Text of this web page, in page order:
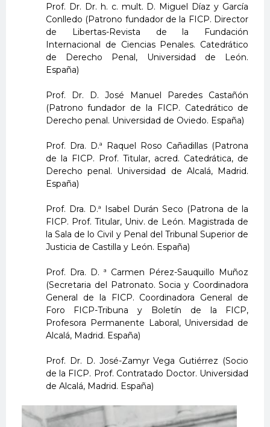
Prof. Dr. Dr. h. c. mult. D. Miguel Díaz y García
Conlledo (Patrono fundador de la FICP. Director
de Libertas-Revista de la Fundación
Internacional de Ciencias Penales. Catedrático
de Derecho Penal, Universidad de León.
España)
Prof. Dr. D. José Manuel Paredes Castañón
(Patrono fundador de la FICP. Catedrático de
Derecho penal. Universidad de Oviedo. España)
Prof. Dra. D.ª Raquel Roso Cañadillas (Patrona
de la FICP. Prof. Titular, acred. Catedrática, de
Derecho penal. Universidad de Alcalá, Madrid.
España)
Prof. Dra. D.ª Isabel Durán Seco (Patrona de la
FICP. Prof. Titular, Univ. de León. Magistrada de
la Sala de lo Civil y Penal del Tribunal Superior de
Justicia de Castilla y León. España)
Prof. Dra. D. ª Carmen Pérez-Sauquillo Muñoz
(Secretaria del Patronato. Socia y Coordinadora
General de la FICP. Coordinadora General de
Foro FICP-Tribuna y Boletín de la FICP,
Profesora Permanente Laboral, Universidad de
Alcalá, Madrid. España)
Prof. Dr. D. José-Zamyr Vega Gutiérrez (Socio
de la FICP. Prof. Contratado Doctor. Universidad
de Alcalá, Madrid. España)